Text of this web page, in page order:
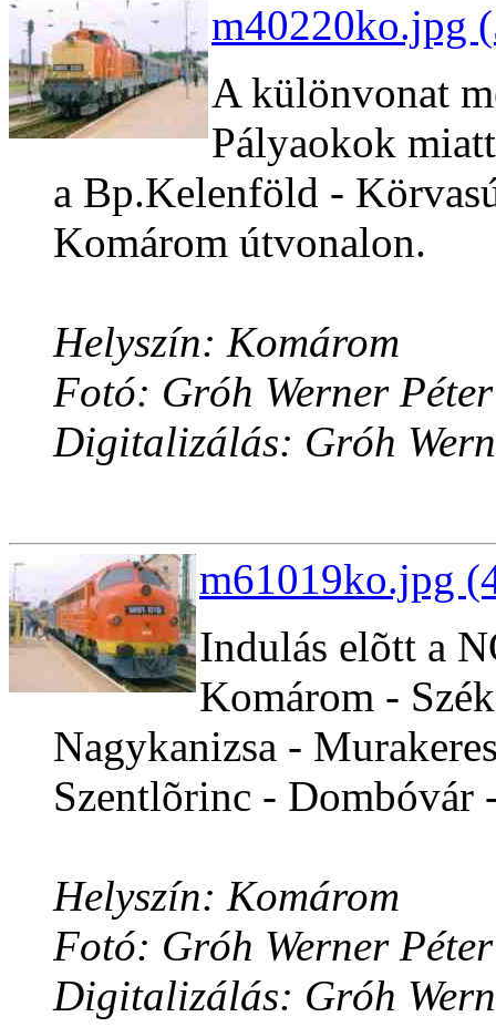
m40220ko.jpg
A különvonat
Pályaokok
a Bp.Kelenföld -
Komárom útvonalon.
Helyszín: Komárom
Fotó: Gróh Werner Péter
Digitalizálás: Gróh
m61019ko.jpg
Indulás elõtt a
Komárom -
Nagykanizsa -
Szentlõrinc - Dombóvár
Helyszín: Komárom
Fotó: Gróh Werner Péter
Digitalizálás: Gróh